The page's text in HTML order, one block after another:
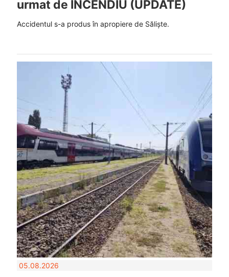
urmat de INCENDIU (UPDATE)
Accidentul s-a produs în apropiere de Săliște.
05.08.2026